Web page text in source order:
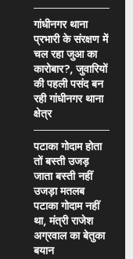
गांधीनगर थाना
प्रभारी के संरक्षण में
चल रहा जुआ का
कारोबार?, जुवारियों
की पहली पसंद बन
रही गांधीनगर थाना
क्षेत्र
पटाका गोदाम होता
तों बस्ती उजड़
जाता बस्ती नहीं
उजड़ा मतलब
पटाका गोदाम नहीं
था, मंत्री राजेश
अग्रवाल का बेतुका
बयान